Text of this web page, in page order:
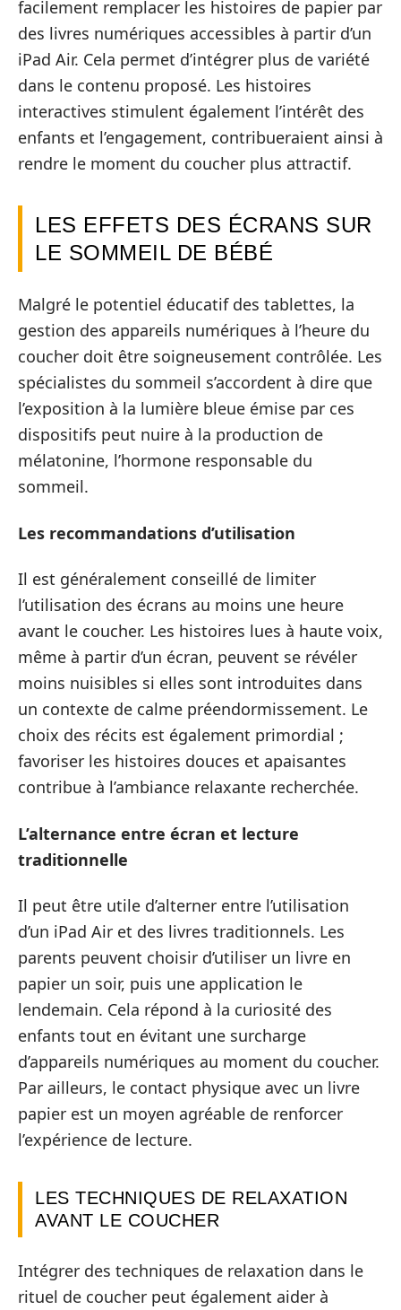
facilement remplacer les histoires de papier par
des livres numériques accessibles à partir d’un
iPad Air. Cela permet d’intégrer plus de variété
dans le contenu proposé. Les histoires
interactives stimulent également l’intérêt des
enfants et l’engagement, contribueraient ainsi à
rendre le moment du coucher plus attractif.
LES EFFETS DES ÉCRANS SUR
LE SOMMEIL DE BÉBÉ
Malgré le potentiel éducatif des tablettes, la
gestion des appareils numériques à l’heure du
coucher doit être soigneusement contrôlée. Les
spécialistes du sommeil s’accordent à dire que
l’exposition à la lumière bleue émise par ces
dispositifs peut nuire à la production de
mélatonine, l’hormone responsable du
sommeil.
Les recommandations d’utilisation
Il est généralement conseillé de limiter
l’utilisation des écrans au moins une heure
avant le coucher. Les histoires lues à haute voix,
même à partir d’un écran, peuvent se révéler
moins nuisibles si elles sont introduites dans
un contexte de calme préendormissement. Le
choix des récits est également primordial ;
favoriser les histoires douces et apaisantes
contribue à l’ambiance relaxante recherchée.
L’alternance entre écran et lecture
traditionnelle
Il peut être utile d’alterner entre l’utilisation
d’un iPad Air et des livres traditionnels. Les
parents peuvent choisir d’utiliser un livre en
papier un soir, puis une application le
lendemain. Cela répond à la curiosité des
enfants tout en évitant une surcharge
d’appareils numériques au moment du coucher.
Par ailleurs, le contact physique avec un livre
papier est un moyen agréable de renforcer
l’expérience de lecture.
LES TECHNIQUES DE RELAXATION
AVANT LE COUCHER
Intégrer des techniques de relaxation dans le
rituel de coucher peut également aider à